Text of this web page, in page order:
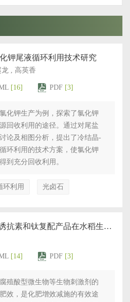
钾尾液循环利用技术研究
, 高英香
[16] PDF [3]
化钾生产为例，探索了氯化钾
回收利用的途径。通过对尾盐
论及相图分析，提出了冷结晶-
环利用的技术方案，使氯化钾
到充分回收利用。
环利用 光卤石
腐殖酸型微生物肥与S-诱抗素和钛复配产品在水稻生产中的应用研究
[14] PDF [3]
殖酸型微生物等生物刺激剂的
效，是化肥增效减施的有效途